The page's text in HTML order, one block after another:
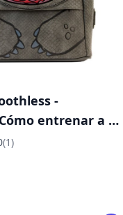
-
entrenar a tu
(1)